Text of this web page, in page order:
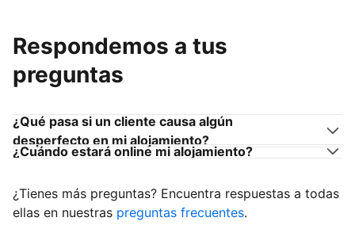
Respondemos a tus
preguntas
¿Qué pasa si un cliente causa algún
desperfecto en mi alojamiento?
¿Cuándo estará online mi alojamiento?
¿Tienes más preguntas? Encuentra respuestas a todas
ellas en nuestras preguntas frecuentes.